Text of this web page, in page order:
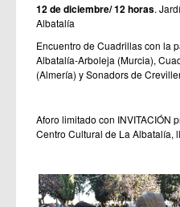
12 de diciembre/ 12 horas.
Albatalía
Encuentro de Cuadrillas con la
Albatalía-Arboleja (Murcia),
(Almería) y Sonadors de
Aforo limitado con INVITACIÓN
Centro Cultural de La Albatalía,